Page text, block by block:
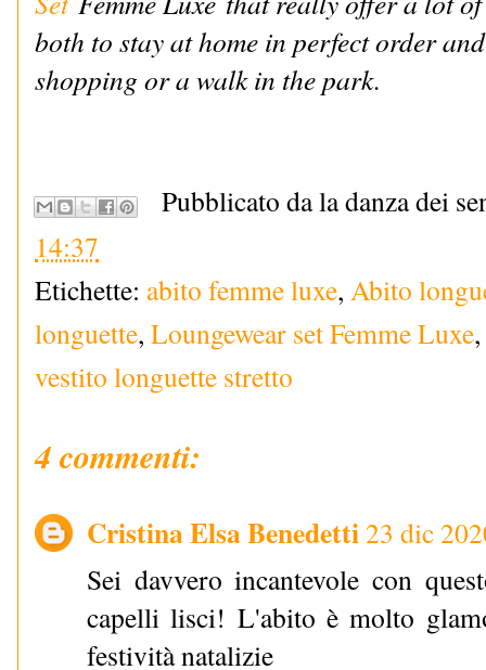
both to stay at home in perfect order
shopping or a walk in the park.
Pubblicato da la danza dei
14:37
Etichette: abito femme luxe, Abito
longuette, Loungewear set Femme Luxe,
vestito longuette stretto
4 commenti:
Cristina Elsa Benedetti 23 dic
Sei davvero incantevole con
capelli lisci! L'abito è molto
festività natalizie